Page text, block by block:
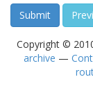
Copyright ©
archive —